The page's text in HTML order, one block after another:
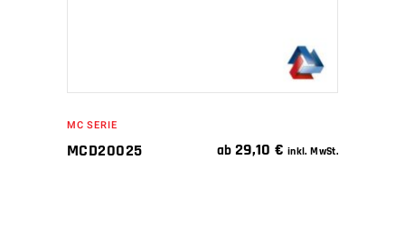
MC SERIE
MCD20025 ab 29,10€ inkl. MwSt.